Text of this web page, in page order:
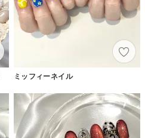
ミッフィーネイル